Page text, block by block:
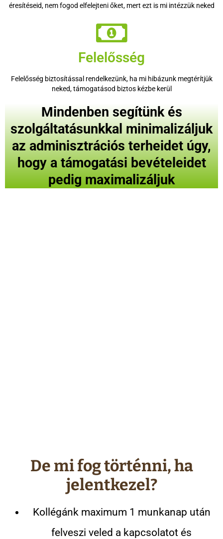
éresítéseid, nem fogod elfelejteni őket, mert ezt is mi intézzük neked
Felelősség
Felelősség biztosítással rendelkezünk, ha mi hibázunk megtérítjük
neked, támogatásod biztos kézbe kerül
Mindenben segítünk és
szolgáltatásunkkal minimalizáljuk
az adminisztrációs terheidet úgy,
hogy a támogatási bevételeidet
pedig maximalizáljuk
De mi fog történni, ha
jelentkezel?
Kollégánk maximum 1 munkanap után
felveszi veled a kapcsolatot és